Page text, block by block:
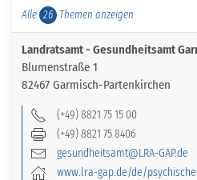
Alle 26 Themen anzeigen
Landratsamt - Gesundheitsamt
Blumenstraße 1
82467 Garmisch-Partenkirchen
(+49) 8821 75 15 00
(+49) 8821 75 8406
gesundheitsamt@LRA-GAP.de
www.lra-gap.de/de/